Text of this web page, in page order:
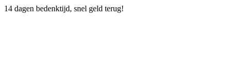
14 dagen bedenktijd, snel geld terug!